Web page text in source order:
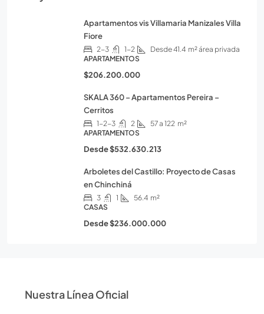
Apartamentos vis Villamaria Manizales Villa
Fiore
2-3 1-2 Desde 41.4 m² área privada
APARTAMENTOS
$206.200.000
SKALA 360 – Apartamentos Pereira –
Cerritos
1-2-3 2 57 a 122 m²
APARTAMENTOS
Desde$532.630.213
Arboletes del Castillo: Proyecto de Casas
en Chinchiná
3 1 56.4 m²
CASAS
Desde$236.000.000
Nuestra Línea Oficial